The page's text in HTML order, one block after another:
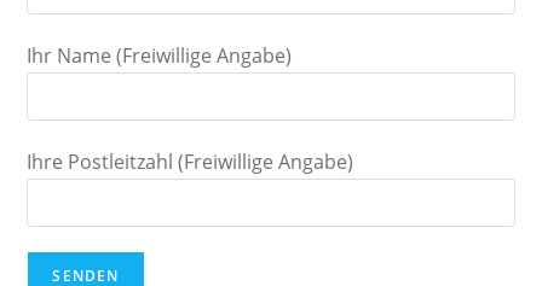
Ihr Name (Freiwillige Angabe)
Ihre Postleitzahl (Freiwillige Angabe)